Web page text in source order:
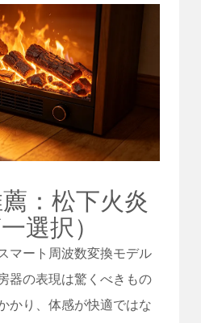
：松下火炎
選択）
マート周波数変換モデル
器の表現は驚くべきもの
かり、体感が快適ではな